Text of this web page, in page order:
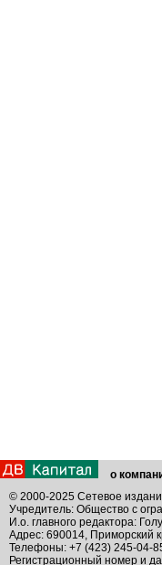
о
© 2000-2025 Сетевое
Учредитель: Общество с
И.о. главного редактора:
Адрес: 690014, Приморский
Телефоны: +7 (423) 245-04-
Регистрационный номер и